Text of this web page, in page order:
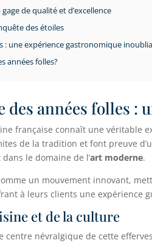
de qualité et d’excellence
des étoiles
: une expérience gastronomique
années folles?
des années folles :
française connaît une véritable
de la tradition et font preuve
le domaine de l’art moderne.
un mouvement innovant,
à leurs clients une expérience
et de la culture
centre névralgique de cette